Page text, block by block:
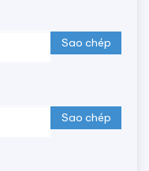
Sao chép
Sao chép